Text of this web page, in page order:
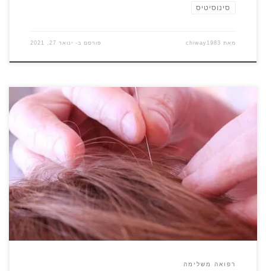
סינוסיטיס
מאת chiway1983 פורסם ב- ינואר 27, 2021
דיקור סיני הוא אופציה מצוינת עבור אותם אנשים הסובלים מכאב
הראש הבלתי נגמר, מכיוון שהוא לא רק מטפל בכאב הזה אלא גם
מקל על התסמינים. טיפולי דיקור סיני הוכחו כיעילים יותר בהפחתת
עוצמת ומשך כאבי הראש. לפעמים אנשים עשויים לחשוב שדיקור
סיני מיועד רק למי שסובל מכאבים בגב או בצוואר, […]
רפואה משלימה